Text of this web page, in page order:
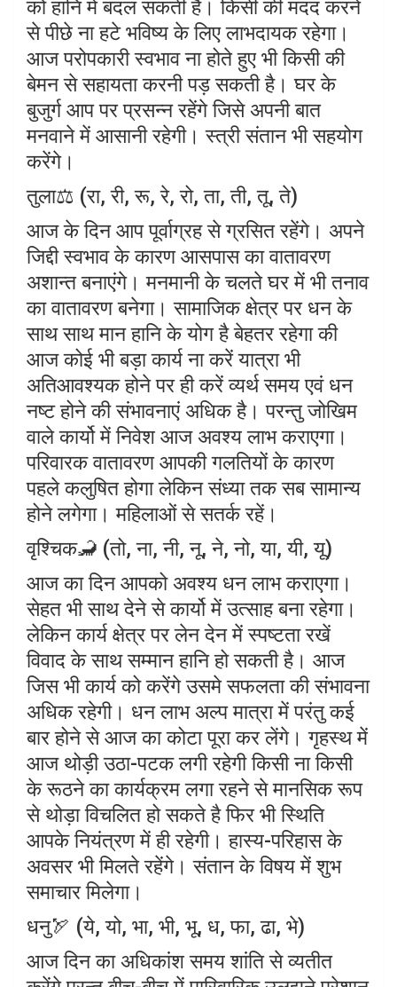
को हानि में बदल सकती है। किसी की मदद करने
से पीछे ना हटे भविष्य के लिए लाभदायक रहेगा।
आज परोपकारी स्वभाव ना होते हुए भी किसी की
बेमन से सहायता करनी पड़ सकती है। घर के
बुजुर्ग आप पर प्रसन्न रहेंगे जिसे अपनी बात
मनवाने में आसानी रहेगी। स्त्री संतान भी सहयोग
करेंगे।
तुला⚖️ (रा, री, रू, रे, रो, ता, ती, तू, ते)
आज के दिन आप पूर्वाग्रह से ग्रसित रहेंगे। अपने
जिद्दी स्वभाव के कारण आसपास का वातावरण
अशान्त बनाएंगे। मनमानी के चलते घर में भी तनाव
का वातावरण बनेगा। सामाजिक क्षेत्र पर धन के
साथ साथ मान हानि के योग है बेहतर रहेगा की
आज कोई भी बड़ा कार्य ना करें यात्रा भी
अतिआवश्यक होने पर ही करें व्यर्थ समय एवं धन
नष्ट होने की संभावनाएं अधिक है। परन्तु जोखिम
वाले कार्यो में निवेश आज अवश्य लाभ कराएगा।
परिवारक वातावरण आपकी गलतियों के कारण
पहले कलुषित होगा लेकिन संध्या तक सब सामान्य
होने लगेगा। महिलाओं से सतर्क रहें।
वृश्चिक🦂 (तो, ना, नी, नू, ने, नो, या, यी, यू)
आज का दिन आपको अवश्य धन लाभ कराएगा।
सेहत भी साथ देने से कार्यो में उत्साह बना रहेगा।
लेकिन कार्य क्षेत्र पर लेन देन में स्पष्टता रखें
विवाद के साथ सम्मान हानि हो सकती है। आज
जिस भी कार्य को करेंगे उसमे सफलता की संभावना
अधिक रहेगी। धन लाभ अल्प मात्रा में परंतु कई
बार होने से आज का कोटा पूरा कर लेंगे। गृहस्थ में
आज थोड़ी उठा-पटक लगी रहेगी किसी ना किसी
के रूठने का कार्यक्रम लगा रहने से मानसिक रूप
से थोड़ा विचलित हो सकते है फिर भी स्थिति
आपके नियंत्रण में ही रहेगी। हास्य-परिहास के
अवसर भी मिलते रहेंगे। संतान के विषय में शुभ
समाचार मिलेगा।
धनु🏹 (ये, यो, भा, भी, भू, ध, फा, ढा, भे)
आज दिन का अधिकांश समय शांति से व्यतीत